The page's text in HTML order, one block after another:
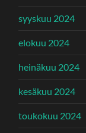
syyskuu 2024
elokuu 2024
heinäkuu 2024
kesäkuu 2024
toukokuu 2024